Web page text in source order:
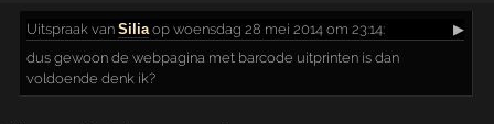
Uitspraak vanSilia op woensdag 28 mei 2014 om 23:14:
▶
dus gewoon de webpagina met barcode uitprinten is dan
voldoende denk ik?